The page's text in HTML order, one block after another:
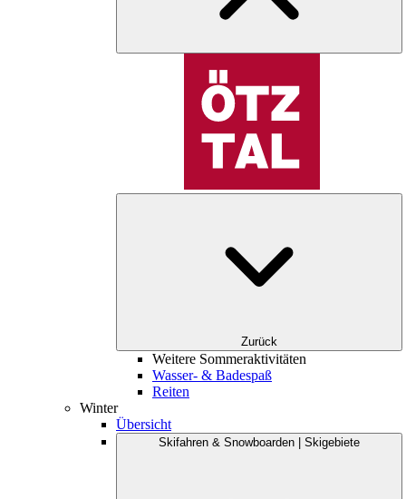
Zurück
Weitere Sommeraktivitäten
Wasser- & Badespaß
Reiten
Winter
Übersicht
Skifahren & Snowboarden | Skigebiete